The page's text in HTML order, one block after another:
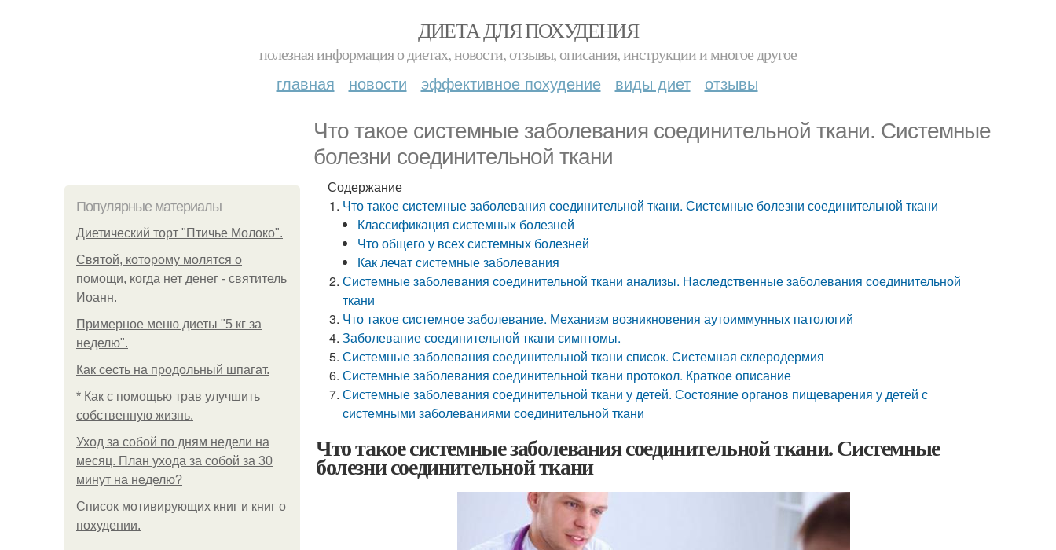
ДИЕТА ДЛЯ ПОХУДЕНИЯ
полезная информация о диетах, новости, отзывы, описания, инструкции и многое другое
главная новости эффективное похудение виды диет отзывы
Что такое системные заболевания соединительной ткани. Системные
болезни соединительной ткани
Популярные материалы
Диетический торт "Птичье Молоко".
Святой, которому молятся о
помощи, когда нет денег - святитель
Иоанн.
Примерное меню диеты "5 кг за
неделю".
Как сесть на продольный шпагат.
* Как с помощью трав улучшить
собственную жизнь.
Уход за собой по дням недели на
месяц. План ухода за собой за 30
минут на неделю?
Список мотивирующих книг и книг о
похудении.
Содержание
Что такое системные заболевания соединительной ткани. Системные болезни соединительной ткани
Классификация системных болезней
Что общего у всех системных болезней
Как лечат системные заболевания
Системные заболевания соединительной ткани анализы. Наследственные заболевания соединительной
ткани
Что такое системное заболевание. Механизм возникновения аутоиммунных патологий
Заболевание соединительной ткани симптомы.
Системные заболевания соединительной ткани список. Системная склеродермия
Системные заболевания соединительной ткани протокол. Краткое описание
Системные заболевания соединительной ткани у детей. Состояние органов пищеварения у детей с
системными заболеваниями соединительной ткани
Что такое системные заболевания соединительной ткани. Системные
болезни соединительной ткани